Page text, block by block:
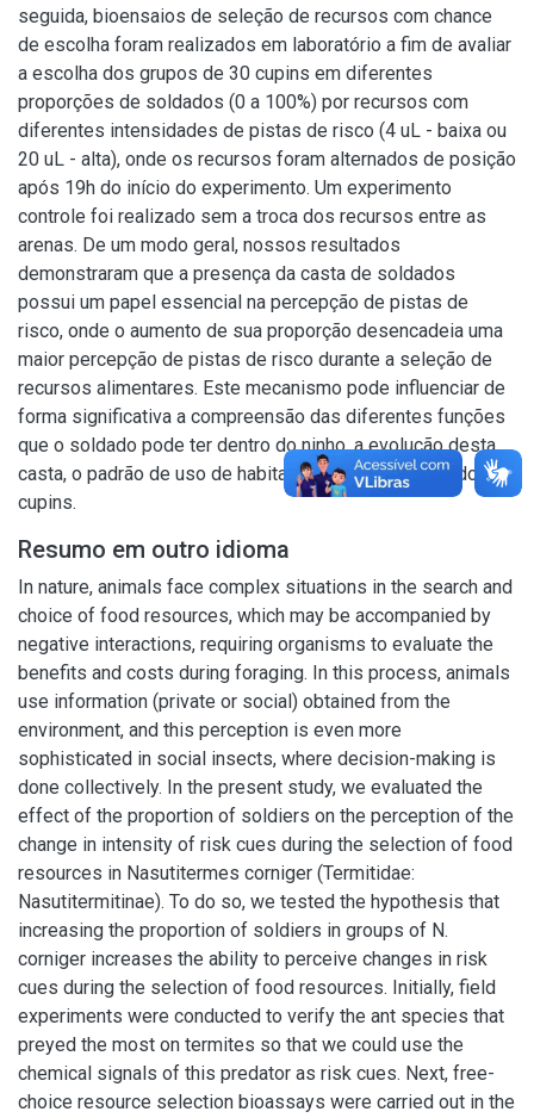
seguida, bioensaios de seleção de recursos com chance
de escolha foram realizados em laboratório a fim de avaliar
a escolha dos grupos de 30 cupins em diferentes
proporções de soldados (0 a 100%) por recursos com
diferentes intensidades de pistas de risco (4 uL - baixa ou
20 uL - alta), onde os recursos foram alternados de posição
após 19h do início do experimento. Um experimento
controle foi realizado sem a troca dos recursos entre as
arenas. De um modo geral, nossos resultados
demonstraram que a presença da casta de soldados
possui um papel essencial na percepção de pistas de
risco, onde o aumento de sua proporção desencadeia uma
maior percepção de pistas de risco durante a seleção de
recursos alimentares. Este mecanismo pode influenciar de
forma significativa a compreensão das diferentes funções
que o soldado pode ter dentro do ninho, a evolução desta
casta, o padrão de uso de habitat e o forrageamento dos
cupins.
Resumo em outro idioma
In nature, animals face complex situations in the search and
choice of food resources, which may be accompanied by
negative interactions, requiring organisms to evaluate the
benefits and costs during foraging. In this process, animals
use information (private or social) obtained from the
environment, and this perception is even more
sophisticated in social insects, where decision-making is
done collectively. In the present study, we evaluated the
effect of the proportion of soldiers on the perception of the
change in intensity of risk cues during the selection of food
resources in Nasutitermes corniger (Termitidae:
Nasutitermitinae). To do so, we tested the hypothesis that
increasing the proportion of soldiers in groups of N.
corniger increases the ability to perceive changes in risk
cues during the selection of food resources. Initially, field
experiments were conducted to verify the ant species that
preyed the most on termites so that we could use the
chemical signals of this predator as risk cues. Next, free-
choice resource selection bioassays were carried out in the